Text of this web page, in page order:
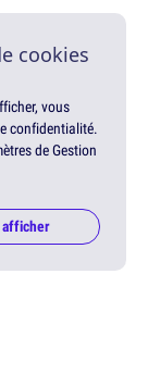
cookies
vous
confidentialité.
de Gestion
afficher